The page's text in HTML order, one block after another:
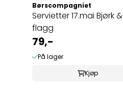
Børscompagniet
Servietter 17.mai Bjørk &
flagg
79,-
På lager
Kjøp